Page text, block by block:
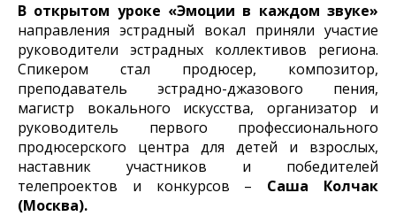
В открытом уроке «Эмоции в каждом звуке»
направления эстрадный вокал приняли участие
руководители эстрадных коллективов региона.
Спикером стал продюсер, композитор,
преподаватель эстрадно-джазового пения,
магистр вокального искусства, организатор и
руководитель первого профессионального
продюсерского центра для детей и взрослых,
наставник участников и победителей
телепроектов и конкурсов – Саша Колчак
(Москва).